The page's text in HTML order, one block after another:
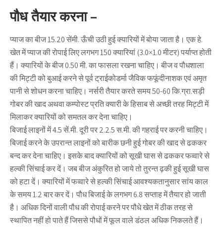
पौध तैयार करना –
प्याज का बीज 15.20 सेंमी. ऊँची उठी हुई क्यारियों में बोया जाता है। एक हे.
खेत में प्याज की रोपाई लिए लगभग 150 क्यारियां (3.0×1.0 मीटर) पर्याप्त होती
हैं। क्यारियों के बीज 0.50 मी. का फासला रखना चाहिए। बीज व पौधशाला
की मिट्टी को बुआई करने से पूर्व ट्राईकोडर्मा जैविक फफूंदीनाशक एवं अमृत
पानी से शोधन करना चाहिए। नर्सरी तैयार करते समय 50-60 कि.ग्रा.सड़ी
गोबर की खाद अथवा कम्पोस्ट प्रति क्यारी के हिसाब से अच्छी तरह मिट्टी में
मिलाकर क्यारियों को समतल कर देना चाहिए।
बिजाई लाइनों में 4.5 सें.मी. दूरी पर 2.2.5 स.मी. की गहराई पर करनी चाहिए।
बिजाई करने के उपरान्त लाइनों को बारीक छनी हुई गोबर की खाद से ढककर
बन्द कर देना चाहिए। इसके बाद क्यारियों को सूखी घास से ढककर फव्वारे से
हल्की सिंचाई कर दें। जब बीज अंकुरित हो जाये तो तुरन्त ढ़की हुई सूखी घास
को हटा दें। क्यारियों में फव्वारे से हल्की सिंचाई आवश्यकतानुसार सांय काल
के समय 1.2 बार कर दें। पौध बिजाई के लगभग 6.8 सप्ताह में तैयार हो जाती
है। अधिक दिनों वाली पौध की रोपाई करने पर पौधे खेत में ठीक तरह से
स्थापित नहीं हो पाते हैं जिससे पौधों में फूल वाले डंठल अधिक निकलते हैं।